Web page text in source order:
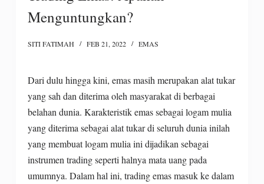
Menguntungkan?
SITI FATIMAH FEB 21, 2022 EMAS
Dari dulu hingga kini, emas masih merupakan alat tukar
yang sah dan diterima oleh masyarakat di berbagai
belahan dunia. Karakteristik emas sebagai logam mulia
yang diterima sebagai alat tukar di seluruh dunia inilah
yang membuat logam mulia ini dijadikan sebagai
instrumen trading seperti halnya mata uang pada
umumnya. Dalam hal ini, trading emas masuk ke dalam